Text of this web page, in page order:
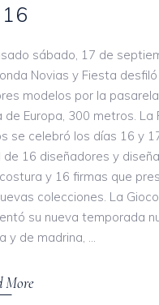
sábado, 17 de
Novias y Fiesta
modelos por la
de Europa, 300 metros. La
se celebró los días 16 y
16 diseñadores y
y 16 firmas que
colecciones. La
su nueva temporada
y de madrina,
More